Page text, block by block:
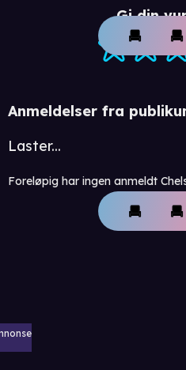
Gi din
Anmeldelser fra
Laster...
Foreløpig har ingen anmeldt